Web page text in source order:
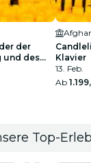
der
und des
Church
Klavier
13. Feb.
Ab
Top-